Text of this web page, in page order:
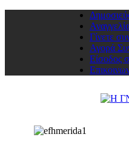
Γίνετε
Αγορά
Είσοδος